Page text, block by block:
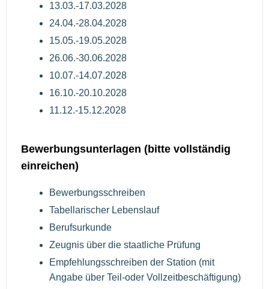
13.03.-17.03.2028
24.04.-28.04.2028
15.05.-19.05.2028
26.06.-30.06.2028
10.07.-14.07.2028
16.10.-20.10.2028
11.12.-15.12.2028
Bewerbungsunterlagen (bitte vollständig
einreichen)
Bewerbungsschreiben
Tabellarischer Lebenslauf
Berufsurkunde
Zeugnis über die staatliche Prüfung
Empfehlungsschreiben der Station (mit
Angabe über Teil-oder Vollzeitbeschäftigung)